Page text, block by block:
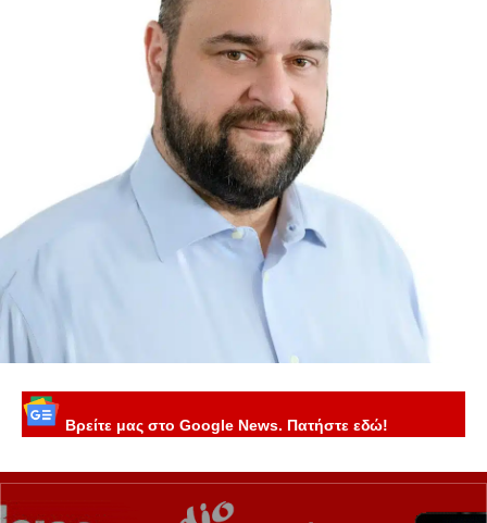
Βρείτε μας στο Google News. Πατήστε εδώ!